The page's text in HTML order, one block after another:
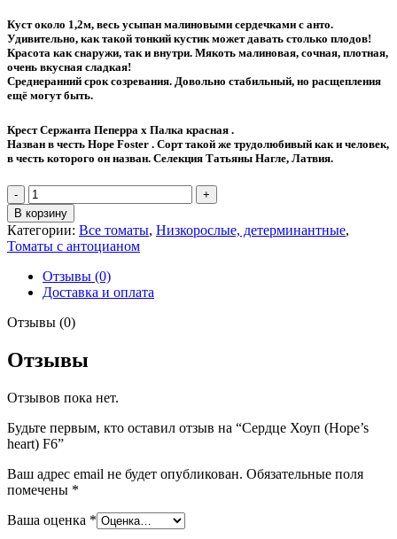
составляла
80 ₽.
60 ₽.
Куст около 1,2м, весь усыпан малиновыми сердечками с анто.
Удивительно, как такой тонкий кустик может давать столько плодов!
Красота как снаружи, так и внутри. Мякоть малиновая, сочная, плотная,
очень вкусная сладкая!
Среднеранний срок созревания. Довольно стабильный, но расщепления
ещё могут быть.
Крест Сержанта Пеперра х Палка красная .
Назван в честь Hope Foster . Сорт такой же трудолюбивый как и человек,
в честь которого он назван. Селекция Татьяны Нагле, Латвия.
Количество
товара
Сердце
Хоуп
(Hope’s
heart)
F6
В корзину
Категории: Все томаты, Низкорослые, детерминантные,
Томаты с антоцианом
Отзывы (0)
Доставка и оплата
Отзывы (0)
Отзывы
Отзывов пока нет.
Будьте первым, кто оставил отзыв на “Сердце Хоуп (Hope’s
heart) F6”
Ваш адрес email не будет опубликован. Обязательные поля
помечены *
Ваша оценка *